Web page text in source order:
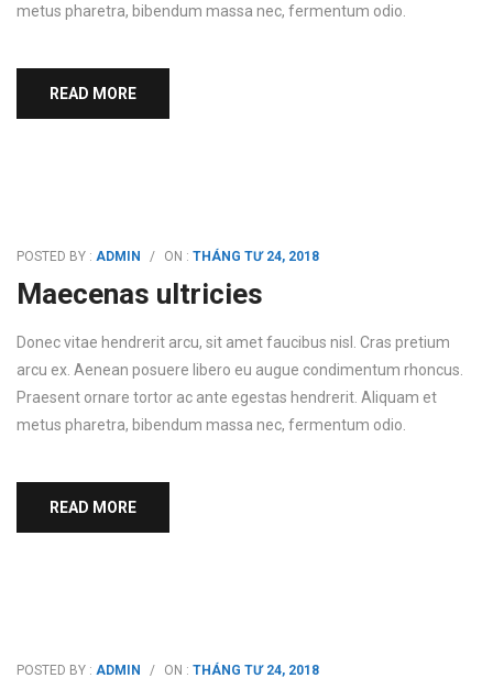
metus pharetra, bibendum massa nec, fermentum odio.
READ MORE
POSTED BY : ADMIN / ON : THÁNG TƯ 24, 2018
Maecenas ultricies
Donec vitae hendrerit arcu, sit amet faucibus nisl. Cras pretium
arcu ex. Aenean posuere libero eu augue condimentum rhoncus.
Praesent ornare tortor ac ante egestas hendrerit. Aliquam et
metus pharetra, bibendum massa nec, fermentum odio.
READ MORE
POSTED BY : ADMIN / ON : THÁNG TƯ 24, 2018